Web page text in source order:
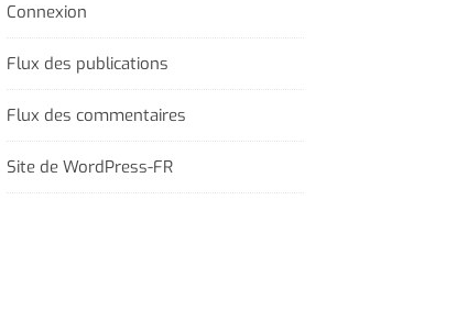
Connexion
Flux des publications
Flux des commentaires
Site de WordPress-FR